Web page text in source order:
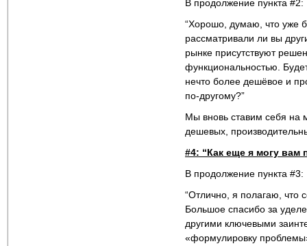
В продолжение пункта #2:
“Хорошо, думаю, что уже
рассматривали ли вы
рынке присутствуют
функциональностью.
нечто более дешёвое и
по-другому?”
Мы вновь ставим себя на
дешевых,
#4: “Как еще я могу вам
В продолжение пункта #3:
“Отлично, я полагаю, что
Большое спасибо за
другими ключевыми
«формулировку